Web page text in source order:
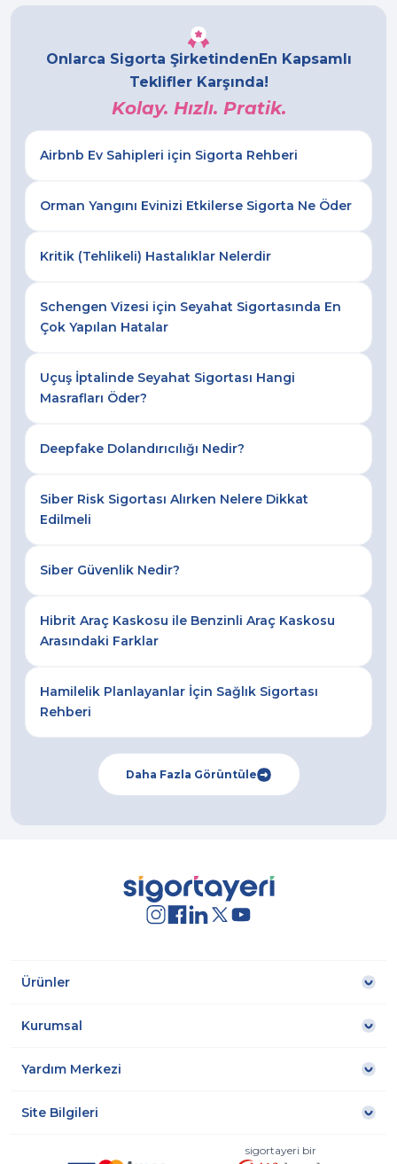
Onlarca Sigorta Şirketinden En Kapsamlı
Teklifler Karşında!
Kolay. Hızlı. Pratik.
Airbnb Ev Sahipleri için Sigorta Rehberi
Orman Yangını Evinizi Etkilerse Sigorta Ne Öder
Kritik (Tehlikeli) Hastalıklar Nelerdir
Schengen Vizesi için Seyahat Sigortasında En
Çok Yapılan Hatalar
Uçuş İptalinde Seyahat Sigortası Hangi
Masrafları Öder?
Deepfake Dolandırıcılığı Nedir?
Siber Risk Sigortası Alırken Nelere Dikkat
Edilmeli
Siber Güvenlik Nedir?
Hibrit Araç Kaskosu ile Benzinli Araç Kaskosu
Arasındaki Farklar
Hamilelik Planlayanlar İçin Sağlık Sigortası
Rehberi
Daha Fazla Görüntüle
Ürünler
Kurumsal
Yardım Merkezi
Site Bilgileri
sigortayeri bir